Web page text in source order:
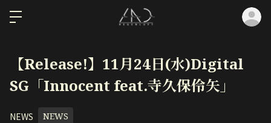
【Release!】11月24日(水)Digital
SG「Innocent feat.寺久保伶矢」
NEWS NEWS